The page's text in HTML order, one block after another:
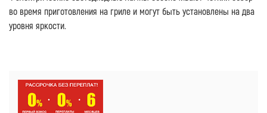
во время приготовления на гриле и могут быть установлены на два
уровня яркости.